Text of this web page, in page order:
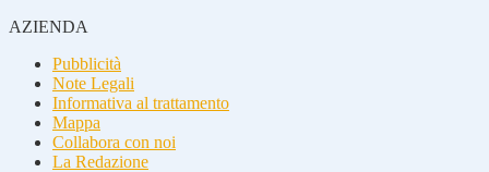
AZIENDA
Pubblicità
Note Legali
Informativa al trattamento
Mappa
Collabora con noi
La Redazione